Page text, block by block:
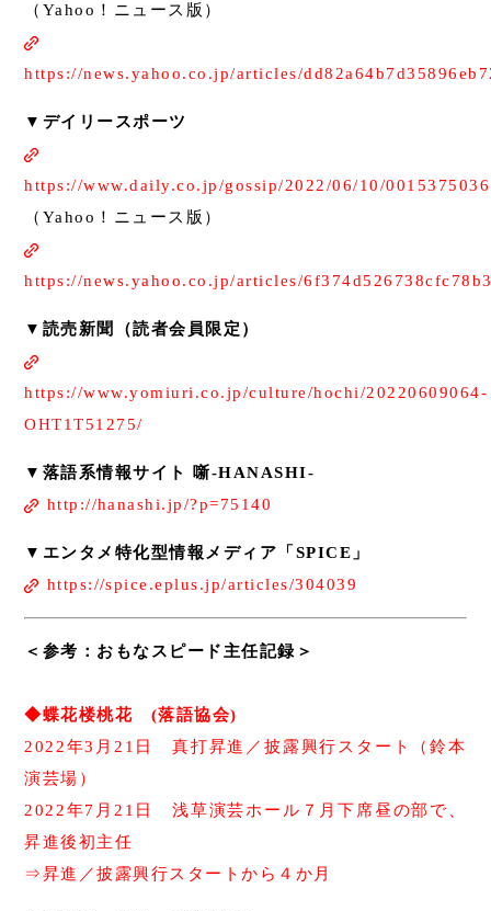
（Yahoo！ニュース版）
https://news.yahoo.co.jp/articles/
▼デイリースポーツ
https://www.daily.co.jp/gossip/2022/06/10/
（Yahoo！ニュース版）
https://news.yahoo.co.jp/articles/
▼読売新聞（読者会員限定）
https://www.yomiuri.co.jp/culture/hochi/20220609064-
OHT1T51275/
▼落語系情報サイト 噺-HANASHI-
http://hanashi.jp/?p=75140
▼エンタメ特化型情報メディア「SPICE」
https://spice.eplus.jp/articles/304039
＜参考：おもなスピード主任記録＞
◆蝶花楼桃花 (落語協会)
2022年3月21日 真打昇進／披露興行スタート（鈴本
演芸場）
2022年7月21日 浅草演芸ホール７月下席昼の部で、
昇進後初主任
⇒昇進／披露興行スタートから４か月